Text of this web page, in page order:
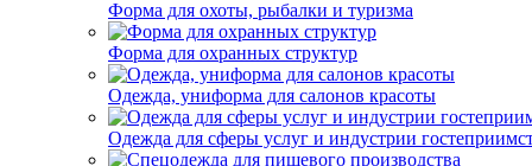
Форма для охоты, рыбалки и туризма
Форма для охранных структур
Одежда, униформа для салонов красоты
Одежда для сферы услуг и индустрии